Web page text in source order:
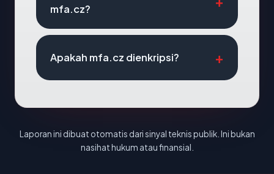
mfa.cz?
Apakah mfa.cz dienkripsi?
Laporan ini dibuat otomatis dari sinyal teknis publik. Ini bukan
nasihat hukum atau finansial.